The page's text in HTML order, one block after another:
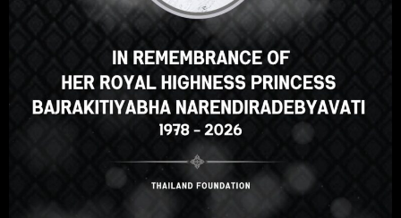
ENROLL COURSE
Select your language
English ภาษาไทย
Korean Japanese
Vietnamese